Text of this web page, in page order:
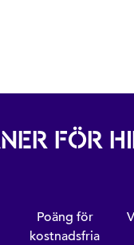
FÖR
Poäng för
kostnadsfria